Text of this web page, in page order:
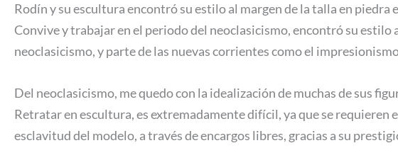
Rodín y su escultura encontró su estilo al margen de la talla en piedra
Convive y trabajar en el periodo del neoclasicismo, encontró su
neoclasicismo, y parte de las nuevas corrientes como el
Del neoclasicismo, me quedo con la idealización de muchas de sus
Retratar en escultura, es extremadamente difícil, ya que se
esclavitud del modelo, a través de encargos libres, gracias a su